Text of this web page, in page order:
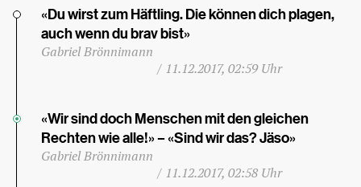
«Du wirst zum Häftling. Die können dich plagen,
auch wenn du brav bist»
Gabriel Brönnimann
/ 11.12.2017, 02:59 Uhr
«Wir sind doch Menschen mit den gleichen
Rechten wie alle!» – «Sind wir das? Jäso»
Gabriel Brönnimann
/ 11.12.2017, 02:58 Uhr